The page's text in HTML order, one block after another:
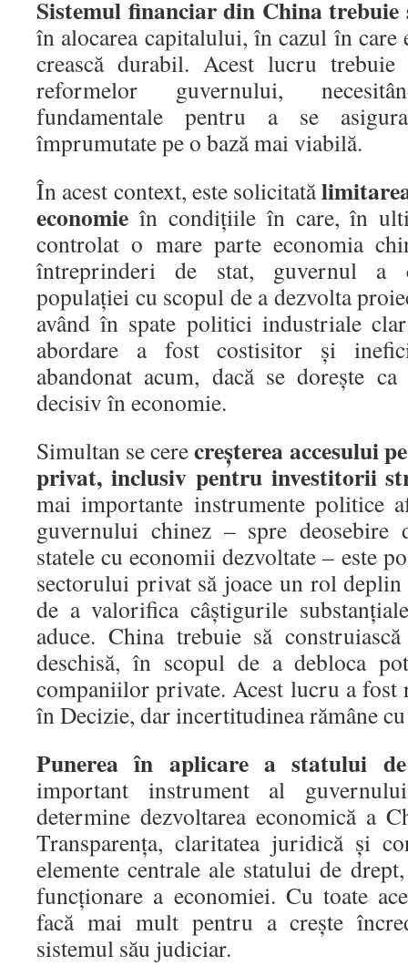
Sistemul financiar din China trebuie
în alocarea capitalului, în cazul în care
crească durabil. Acest lucru
reformelor guvernului,
fundamentale pentru a se
împrumutate pe o bază mai viabilă.
În acest context, este solicitată
economie în condiţiile în care, în
controlat o mare parte economia
întreprinderi de stat, guvernul a
populaţiei cu scopul de a dezvolta
având în spate politici industriale
abordare a fost costisitor şi
abandonat acum, dacă se doreşte
decisiv în economie.
Simultan se cerecreşterea accesului
privat, inclusiv pentru investitorii
mai importante instrumente politice
guvernului chinez – spre deosebire
statele cu economii dezvoltate – este
sectorului privat să joace un rol
de a valorifica câştigurile
aduce. China trebuie să
deschisă, în scopul de a debloca
companiilor private. Acest lucru a fost
în Decizie, dar incertitudinea rămâne
Punerea în aplicare a statului
important instrument al
determine dezvoltarea economică a
Transparenţa, claritatea juridică şi
elemente centrale ale statului de
funcţionare a economiei. Cu toate
facă mai mult pentru a creşte
sistemul său judiciar.